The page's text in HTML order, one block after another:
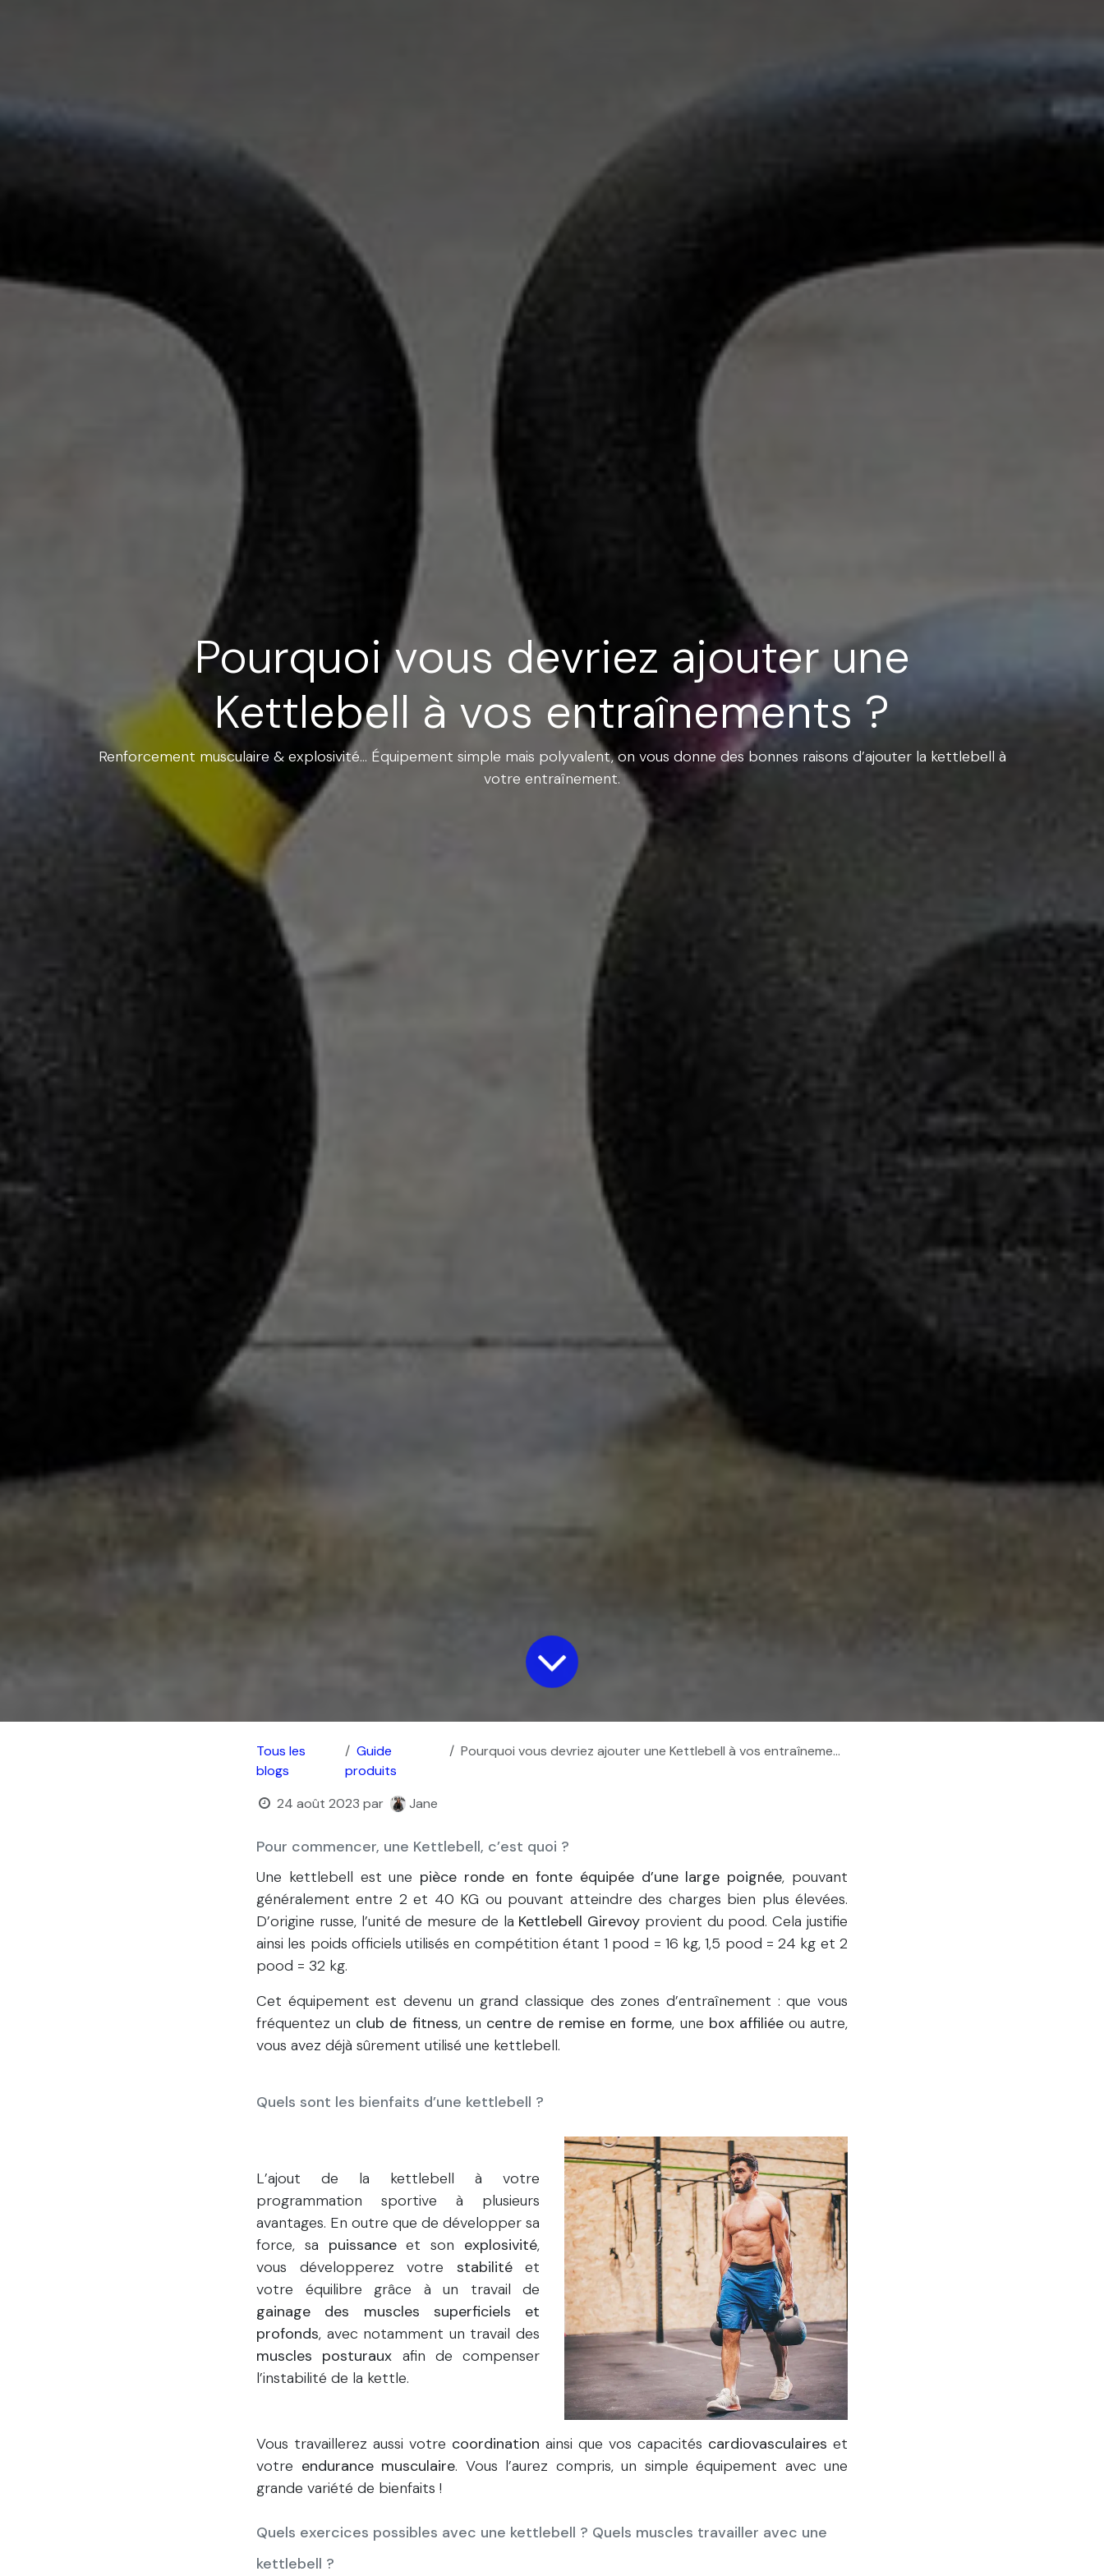
Pourquoi vous devriez ajouter une
Kettlebell à vos entraînements ?
Renforcement musculaire & explosivité… Équipement simple mais polyvalent, on vous donne des bonnes raisons d’ajouter la kettlebell à
votre entraînement.
Tous les
blogs
Guide
produits
Pourquoi vous devriez ajouter une Kettlebell à vos entraînements ?
24 août 2023 par Jane
Pour commencer, une Kettlebell, c’est quoi ?
Une kettlebell est une pièce ronde en fonte équipée d’une large poignée, pouvant
généralement entre 2 et 40 KG ou pouvant atteindre des charges bien plus élevées.
D’origine russe, l’unité de mesure de la Kettlebell Girevoy provient du pood. Cela justifie
ainsi les poids officiels utilisés en compétition étant 1 pood = 16 kg, 1,5 pood = 24 kg et 2
pood = 32 kg.
Cet équipement est devenu un grand classique des zones d’entraînement : que vous
fréquentez un club de fitness, un centre de remise en forme, une box affiliéeou autre,
vous avez déjà sûrement utilisé une kettlebell.
Quels sont les bienfaits d’une kettlebell ?
L’ajout de la kettlebell à votre
programmation sportive à plusieurs
avantages. En outre que de développer sa
force, sa puissanceet son explosivité,
vous développerez votre stabilité et
votre équilibre grâce à un travail de
gainage des muscles superficiels et
profonds, avec notamment un travail des
muscles posturaux afin de compenser
l’instabilité de la kettle.
Vous travaillerez aussi votre coordination ainsi que vos capacités cardiovasculaires et
votre endurance musculaire. Vous l’aurez compris, un simple équipement avec une
grande variété de bienfaits !
Quels exercices possibles avec une kettlebell ? Quels muscles travailler avec une
kettlebell ?